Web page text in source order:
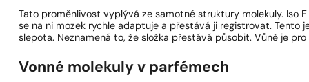
Tato proměnlivost vyplývá ze samotné struktury molekuly. Iso
se na ni mozek rychle adaptuje a přestává ji registrovat. Tento
slepota. Neznamená to, že složka přestává působit. Vůně je
Vonné molekuly v parfémech